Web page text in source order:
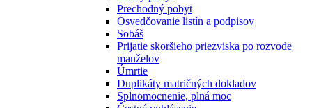
Prechodný pobyt
Osvedčovanie listín a podpisov
Sobáš
Prijatie skoršieho priezviska po rozvode
manželov
Úmrtie
Duplikáty matričných dokladov
Splnomocnenie, plná moc